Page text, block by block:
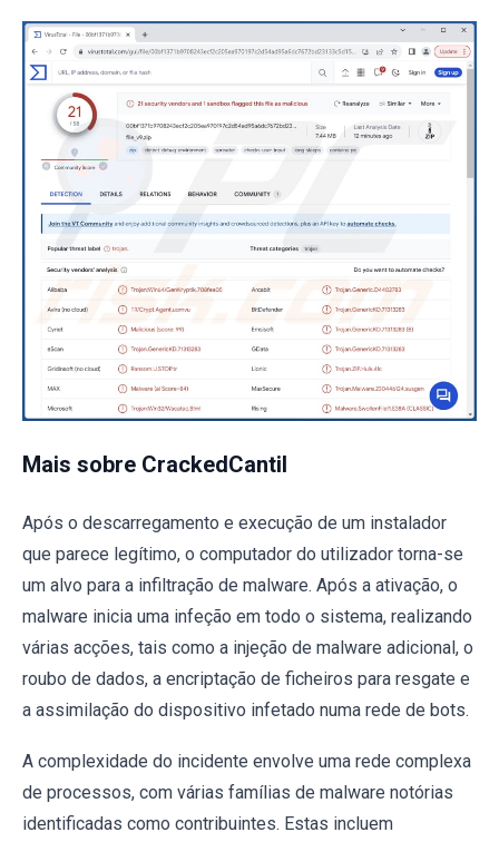
Mais sobre CrackedCantil
Após o descarregamento e execução de um instalador
que parece legítimo, o computador do utilizador torna-se
um alvo para a infiltração de malware. Após a ativação, o
malware inicia uma infeção em todo o sistema, realizando
várias acções, tais como a injeção de malware adicional, o
roubo de dados, a encriptação de ficheiros para resgate e
a assimilação do dispositivo infetado numa rede de bots.
A complexidade do incidente envolve uma rede complexa
de processos, com várias famílias de malware notórias
identificadas como contribuintes. Estas incluem